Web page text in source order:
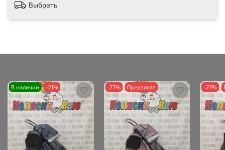
Выбрать
В наличии -21% -27% Предзаказ -27%